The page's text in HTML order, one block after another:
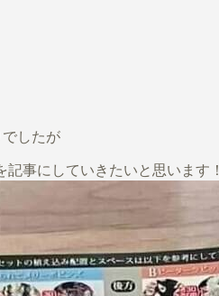
したが
事にしていきたいと思います！